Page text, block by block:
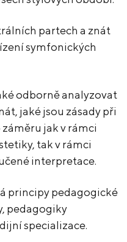
partech a znát
symfonických
odborně analyzovat
jaké jsou zásady při
jak v rámci
tak v rámci
interpretace.
principy pedagogické
pedagogiky
specializace.